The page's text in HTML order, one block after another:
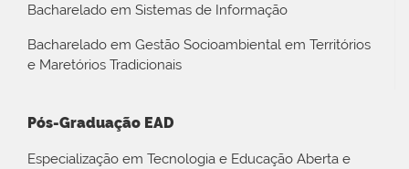
Bacharelado em Sistemas de Informação
Bacharelado em Gestão Socioambiental em Territórios
e Maretórios Tradicionais
Pós-Graduação EAD
Especialização em Tecnologia e Educação Aberta e